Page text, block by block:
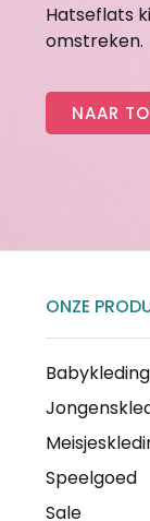
Hatseflats
omstreken.
NAAR
ONZE
Babykleding
Speelgoed
Sale